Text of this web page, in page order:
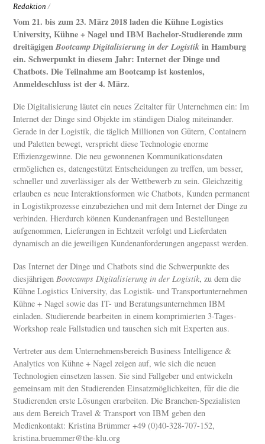
Redaktion /
Vom 21. bis zum 23. März 2018 laden die Kühne Logistics
University, Kühne + Nagel und IBM Bachelor-Studierende zum
dreitägigenBootcamp Digitalisierung in der Logistikin Hamburg
ein. Schwerpunkt in diesem Jahr: Internet der Dinge und
Chatbots. Die Teilnahme am Bootcamp ist kostenlos,
Anmeldeschluss ist der 4. März.
Die Digitalisierung läutet ein neues Zeitalter für Unternehmen ein: Im
Internet der Dinge sind Objekte im ständigen Dialog miteinander.
Gerade in der Logistik, die täglich Millionen von Gütern, Containern
und Paletten bewegt, verspricht diese Technologie enorme
Effizienzgewinne. Die neu gewonnenen Kommunikationsdaten
ermöglichen es, datengestützt Entscheidungen zu treffen, um besser,
schneller und zuverlässiger als der Wettbewerb zu sein. Gleichzeitig
erlauben es neue Interaktionsformen wie Chatbots, Kunden permanent
in Logistikprozesse einzubeziehen und mit dem Internet der Dinge zu
verbinden. Hierdurch können Kundenanfragen und Bestellungen
aufgenommen, Lieferungen in Echtzeit verfolgt und Lieferdaten
dynamisch an die jeweiligen Kundenanforderungen angepasst werden.
Das Internet der Dinge und Chatbots sind die Schwerpunkte des
diesjährigen Bootcamps Digitalisierung in der Logistik, zu dem die
Kühne Logistics University, das Logistik- und Transportunternehmen
Kühne + Nagel sowie das IT- und Beratungsunternehmen IBM
einladen. Studierende bearbeiten in einem komprimierten 3-Tages-
Workshop reale Fallstudien und tauschen sich mit Experten aus.
Vertreter aus dem Unternehmensbereich Business Intelligence &
Analytics von Kühne + Nagel zeigen auf, wie sich die neuen
Technologien einsetzen lassen. Sie sind Fallgeber und entwickeln
gemeinsam mit den Studierenden Einsatzmöglichkeiten, für die die
Studierenden erste Lösungen erarbeiten. Die Branchen-Spezialisten
aus dem Bereich Travel & Transport von IBM geben den
Medienkontakt: Kristina Brümmer +49 (0)40-328-707-152,
kristina.bruemmer@the-klu.org